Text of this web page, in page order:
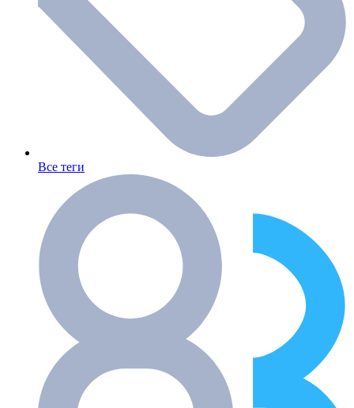
Все теги